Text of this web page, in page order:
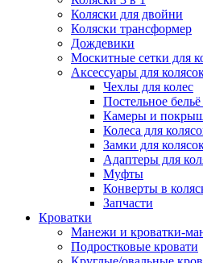
Коляски для двойни
Коляски трансформер
Дождевики
Москитные сетки для
Аксессуары для
Чехлы для колес
Постельное
Камеры и
Колеса для
Замки для
Адаптеры для
Муфты
Конверты в
Запчасти
Кроватки
Манежи и кроватки-
Подростковые кровати